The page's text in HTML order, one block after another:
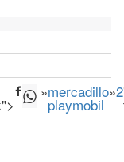
»mercadillo
playmobil
»2